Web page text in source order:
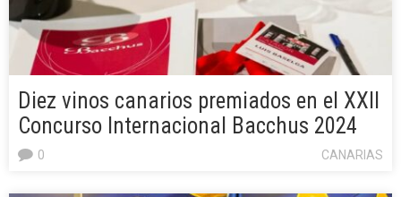
Diez vinos canarios premiados en el XXII
Concurso Internacional Bacchus 2024
CANARIAS
0